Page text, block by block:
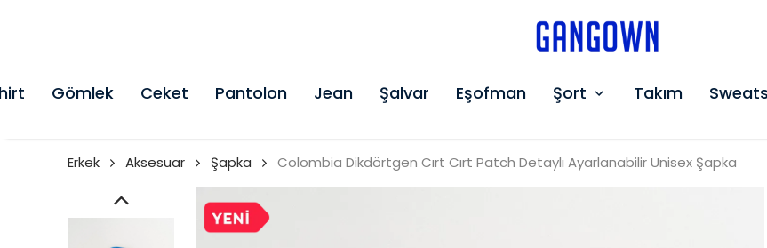
Gömlek Ceket Pantolon Jean Şalvar Eşofman Şort Takım
Erkek Aksesuar Şapka Colombia Dikdörtgen Cırt Cırt Patch Detaylı Ayarlanabilir Unisex Şapka